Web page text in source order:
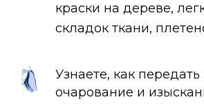
краски на дереве,
складок ткани,
Узнаете, как
очарование и